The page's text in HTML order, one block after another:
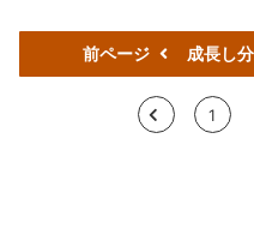
前ページ 成長し
< 1